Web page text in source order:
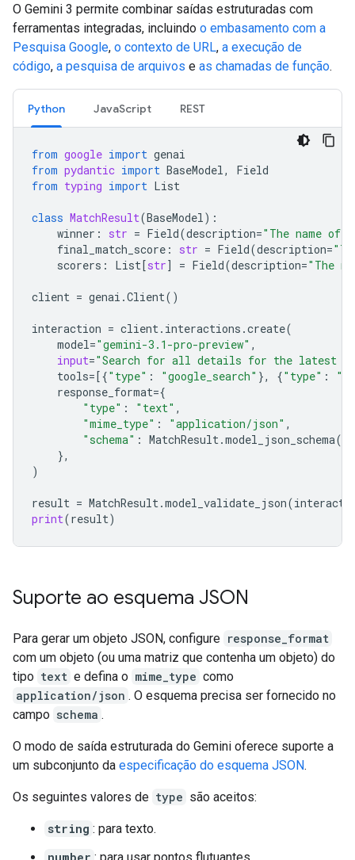
O Gemini 3 permite combinar saídas estruturadas com
ferramentas integradas, incluindo o embasamento com a
Pesquisa Google, o contexto de URL, a execução de
código, a pesquisa de arquivos e as chamadas de função.
Python JavaScript REST
from google import genai
from pydantic import BaseModel,
Field
from typing import List
class MatchResult(BaseModel):
winner : str = Field(description="The name of
final_match_score : str = Field(description=
scorers : List[str] = Field(description="The
client = genai .Client()
interaction = client. interactions .create(
model="gemini-3.1-pro-preview" ,
input="Search for all details for the latest
tools=[{"type" : "google_search" }, {"type" :
response_format={
"type" : "text" ,
"mime_type" : "application/json" ,
"schema" : MatchResult.model_json_schema()
},
)
result = MatchResult.model_validate_json(
print(result)
Suporte ao esquema JSON
Para gerar um objeto JSON, configure response_format
com um objeto (ou uma matriz que contenha um objeto) do
tipo text e defina o mime_type como
application/json . O esquema precisa ser fornecido no
campo schema .
O modo de saída estruturada do Gemini oferece suporte a
um subconjunto da especificação do esquema JSON.
Os seguintes valores de type são aceitos:
string : para texto.